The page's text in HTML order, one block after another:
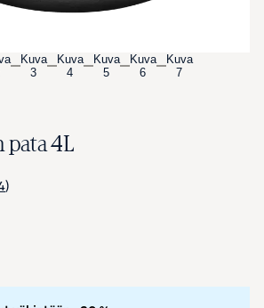
Kuva
3
Kuva
4
Kuva
5
Kuva
6
Kuva
7
pata 4L
arvioihin